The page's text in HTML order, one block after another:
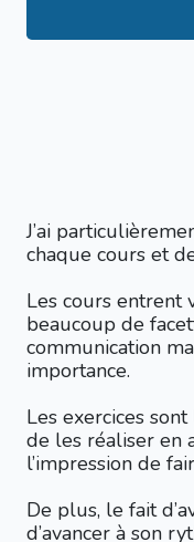
J’ai
chaque cours et
Les cours entrent
beaucoup de
communication
importance.
Les exercices
de les réaliser en
l’impression de
De plus, le fait
d’avancer à son